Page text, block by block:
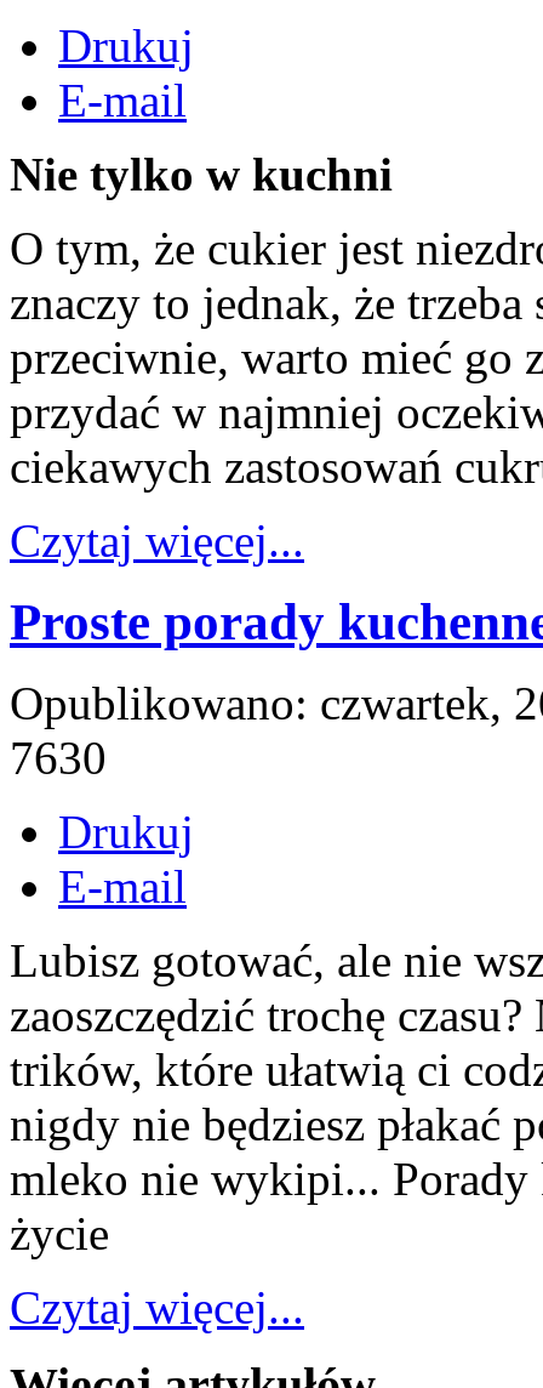
Drukuj
E-mail
Nie tylko w kuchni
O tym, że cukier jest
znaczy to jednak, że
przeciwnie, warto mieć go
przydać w najmniej
ciekawych zastosowań
Czytaj więcej...
Proste porady
Opublikowano: czwartek,
7630
Drukuj
E-mail
Lubisz gotować, ale nie
zaoszczędzić trochę
trików, które ułatwią ci
nigdy nie będziesz płakać
mleko nie wykipi... Porady
życie
Czytaj więcej...